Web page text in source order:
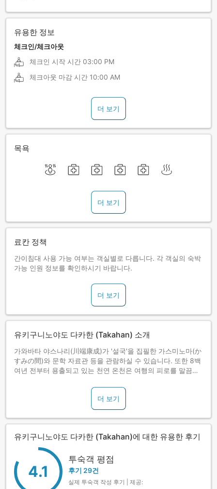
유용한 정보
체크인/체크아웃
체크인 시작 시간 03:00 PM
체크아웃 마감 시간 10:00 AM
더 보기
목욕
더 보기
료칸 정책
간이침대 사용 가능 여부는 객실별로 다릅니다. 각 객실의 숙박
가능 인원 정보를 확인하시기 바랍니다.
더 보기
유키구니노야도 다카한 (Takahan) 소개
가와바타 야스나리(川端康成)가 '설국'을 집필한 가스미노마(か
すみの間)와 문학 자료관 등을 관람하실 수 있습니다. 또한 8백
여년 전부터 용출되고 있는 천연 온천은 여행의 피로를 말끔히
더 보기
유키구니노야도 다카한 (Takahan)에 대한 유용한 후기
4.1
투숙객 평점
후기 29건
실제 투숙객 작성 후기 | 제공: